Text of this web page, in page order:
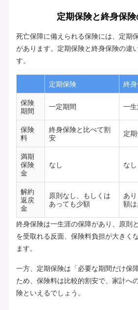
定期保険と終身保
死亡保障に備えられる保険には、定期
があります。定期保険と終身保険の違
す。
定期保険 終
保険
期間
一定期間 一
保険
料
終身保険と比べて割
安
定
満期
保険
金
なし なし
解約
返戻
金
原則なし、もしくは
あっても少額
あ
額は
終身保険は一生涯の保障があり、原則
を受取れる反面、保険料負担が大きく
ます。
一方、定期保険は「必要な期間だけ保
ため、保険料は比較的割安で、家計へ
険といえるでしょう。